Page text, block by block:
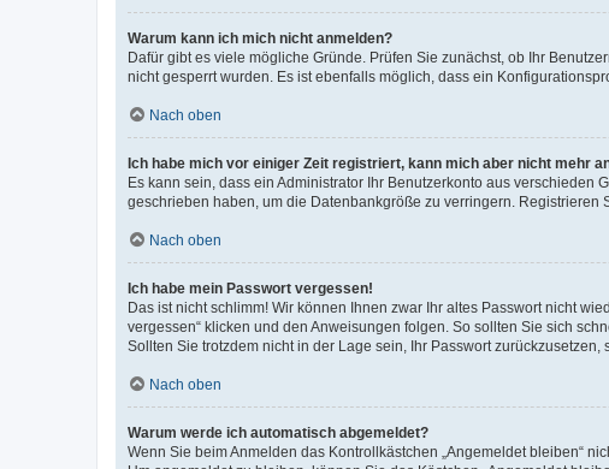
Warum kann ich mich nicht anmelden?
Dafür gibt es viele mögliche Gründe. Prüfen Sie zunächst, ob Ihr
nicht gesperrt wurden. Es ist ebenfalls möglich, dass ein
Nach oben
Ich habe mich vor einiger Zeit registriert, kann mich aber nicht mehr
Es kann sein, dass ein Administrator Ihr Benutzerkonto aus
geschrieben haben, um die Datenbankgröße zu verringern.
Nach oben
Ich habe mein Passwort vergessen!
Das ist nicht schlimm! Wir können Ihnen zwar Ihr altes Passwort nicht
vergessen“ klicken und den Anweisungen folgen. So sollten Sie sich
Sollten Sie trotzdem nicht in der Lage sein, Ihr Passwort
Nach oben
Warum werde ich automatisch abgemeldet?
Wenn Sie beim Anmelden das Kontrollkästchen „Angemeldet bleiben“